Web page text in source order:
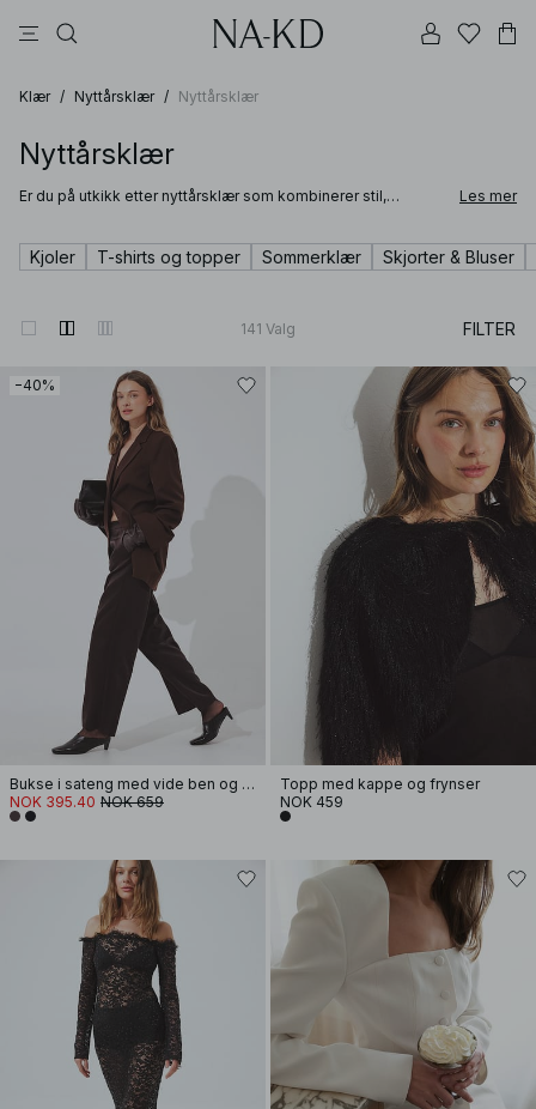
Klær / Nyttårsklær / Nyttårsklær
Nyttårsklær
Er du på utkikk etter nyttårsklær som kombinerer stil,
glitrende paljettkjoler og sofistikerte topper til satengskjørt
og romantiske blonder. Vår kolleksjon med nyttårsklær for
Les mer
Kjoler T-shirts og topper Sommerklær Skjorter & Bluser
141 Valg FILTER
−40%
Bukse i sateng med vide ben og middels liv
NOK 395.40 NOK 659
Topp med kappe og frynser
NOK 459